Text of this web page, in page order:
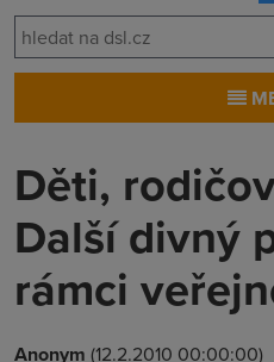
Děti,
Další divný
rámci
Anonym (12.2.2010 00:00:00)